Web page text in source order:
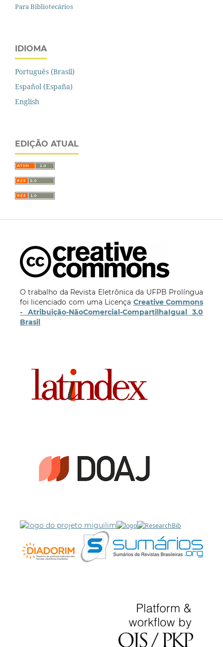
Para Bibliotecários
IDIOMA
Português (Brasil)
Español (España)
English
EDIÇÃO ATUAL
O trabalho da Revista Eletrônica da UFPB Prolíngua
foi licenciado com uma Licença Creative Commons
- Atribuição-NãoComercial-CompartilhaIgual 3.0
Brasil